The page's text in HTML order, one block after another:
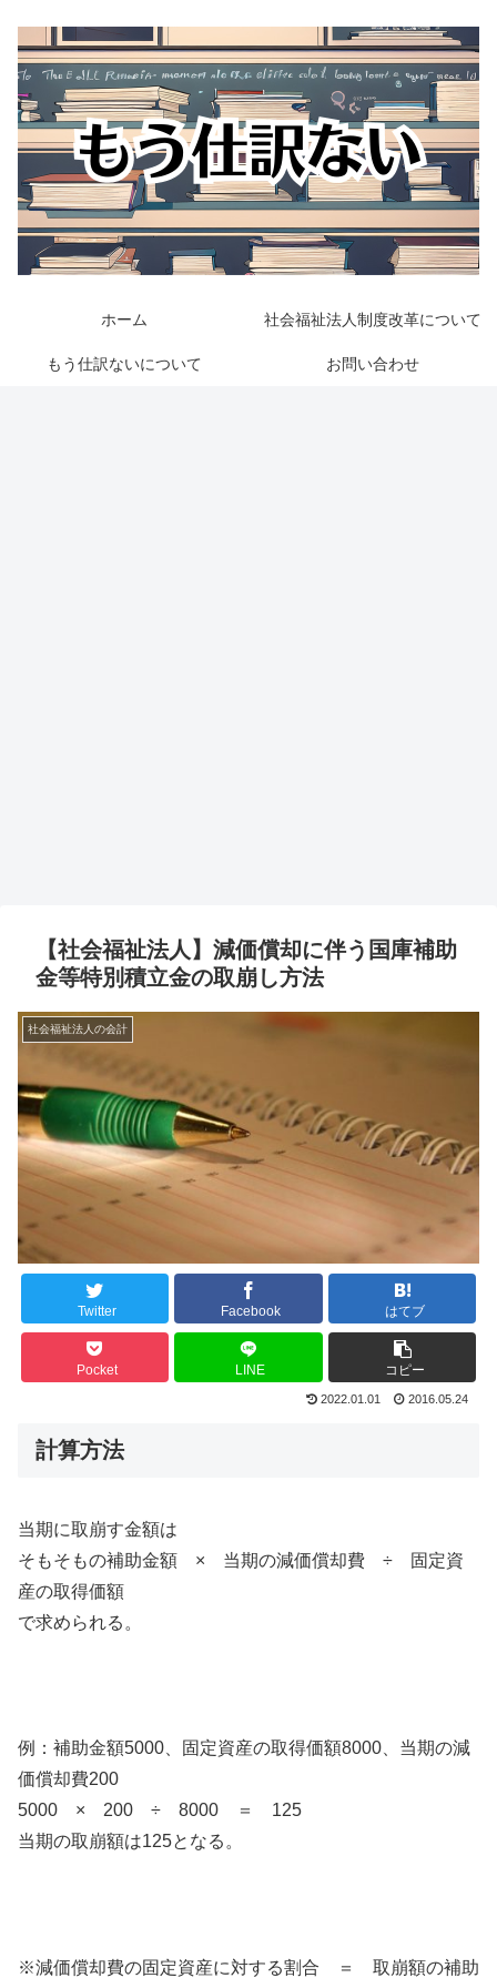
ホーム 社会福祉法人制度改革について
もう仕訳ないについて お問い合わせ
【社会福祉法人】減価償却に伴う国庫補助
金等特別積立金の取崩し方法
社会福祉法人の会計
Twitter Facebook はてブ
Pocket LINE コピー
2022.01.01 2016.05.24
計算方法
当期に取崩す金額は
そもそもの補助金額 × 当期の減価償却費 ÷ 固定資
産の取得価額
で求められる。
例：補助金額5000、固定資産の取得価額8000、当期の減
価償却費200
5000 × 200 ÷ 8000 ＝ 125
当期の取崩額は125となる。
※減価償却費の固定資産に対する割合 ＝ 取崩額の補助